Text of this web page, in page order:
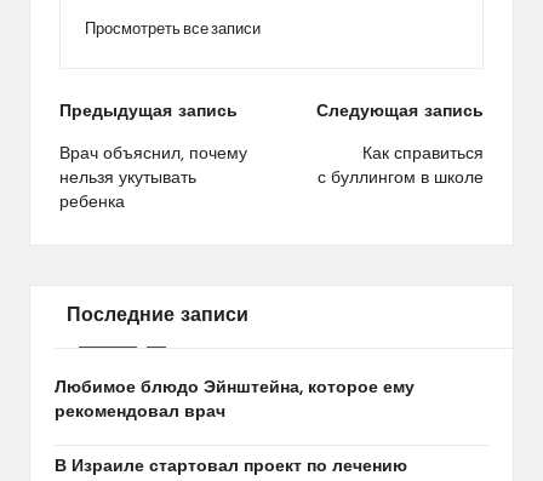
Просмотреть все записи
Навигация
по
записям
Предыдущая запись
Врач объяснил, почему
нельзя укутывать
ребенка
Следующая запись
Как справиться
с буллингом в школе
Последние записи
Любимое блюдо Эйнштейна, которое ему
рекомендовал врач
В Израиле стартовал проект по лечению